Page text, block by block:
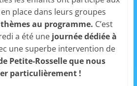
a
n
s
a
v
e
place dans leurs groupes
au programme. C’est
a été unejournée dédiée à
une superbe intervention de
Petite-Rosselle que nous
particulièrement !